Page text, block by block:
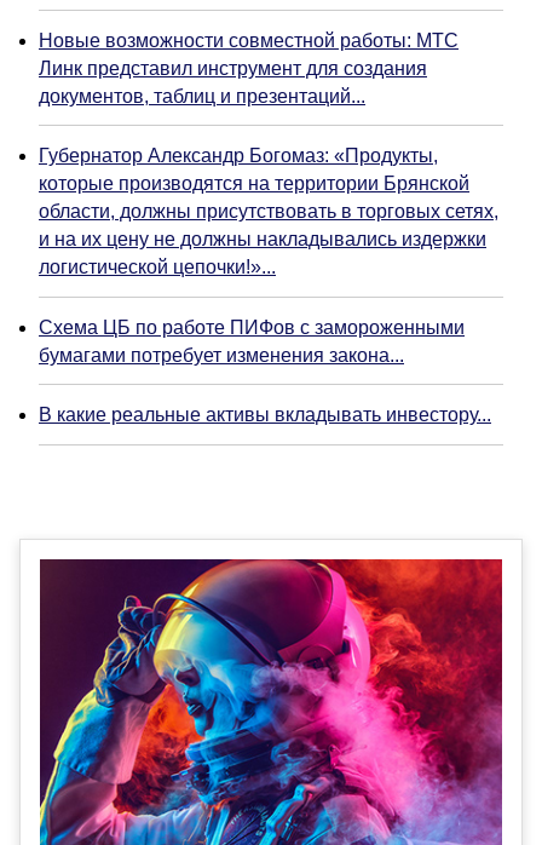
Новые возможности совместной работы: МТС
Линк представил инструмент для создания
документов, таблиц и презентаций...
Губернатор Александр Богомаз: «Продукты,
которые производятся на территории Брянской
области, должны присутствовать в торговых сетях,
и на их цену не должны накладывались издержки
логистической цепочки!»...
Схема ЦБ по работе ПИФов с замороженными
бумагами потребует изменения закона...
В какие реальные активы вкладывать инвестору...